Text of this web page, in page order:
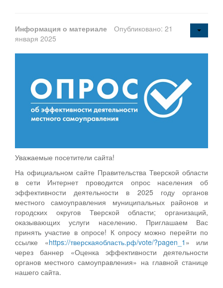
Информация о материале
Опубликовано: 21
января 2025
Уважаемые посетители сайта!
На официальном сайте Правительства Тверской области
в сети Интернет проводится опрос населения об
эффективности деятельности в 2025 году органов
местного самоуправления муниципальных районов и
городских округов Тверской области; организаций,
оказывающих услуги населению. Приглашаем Вас
принять участие в опросе! К опросу можно перейти по
ссылке «https://тверскаяобласть.рф/vote/?pagen_1 » или
через баннер «Оценка эффективности деятельности
органов местного самоуправления» на главной станице
нашего сайта.